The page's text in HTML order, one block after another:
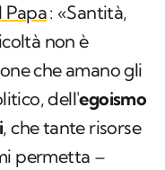
Papa: «Santità,
non è
che amano gli
dell'egoismo
, che tante risorse
permetta –